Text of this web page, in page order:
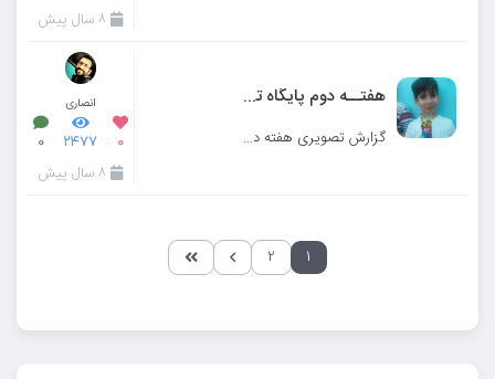
۸ سال پیش
هفتــه دوم پایگاه تابستانی
گزارش تصویری هفته دوم پایگاه تابستانی مدرسه میزان کرج
انصاری
۰ ۲۴۷۷ ۰
۸ سال پیش
۱ ۲